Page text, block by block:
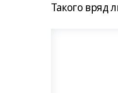
Такого вряд